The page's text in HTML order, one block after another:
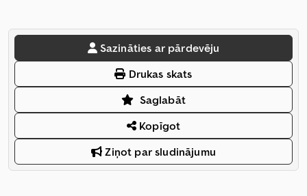
Sazināties ar pārdevēju
Drukas skats
Saglabāt
Kopīgot
Ziņot par sludinājumu